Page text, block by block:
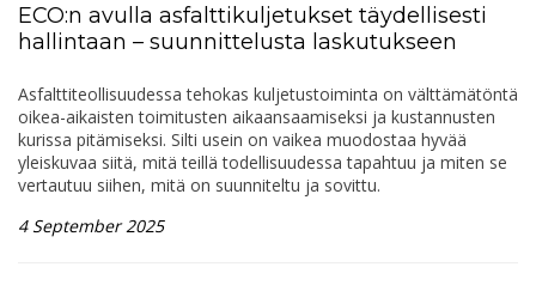
ECO:n avulla asfalttikuljetukset täydellisesti
hallintaan – suunnittelusta laskutukseen
Asfalttiteollisuudessa tehokas kuljetustoiminta on välttämätöntä
oikea-aikaisten toimitusten aikaansaamiseksi ja kustannusten
kurissa pitämiseksi. Silti usein on vaikea muodostaa hyvää
yleiskuvaa siitä, mitä teillä todellisuudessa tapahtuu ja miten se
vertautuu siihen, mitä on suunniteltu ja sovittu.
4 September 2025